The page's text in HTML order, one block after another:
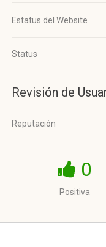
Estatus del Website
Status
Revisión de
Reputación
0
Positiva